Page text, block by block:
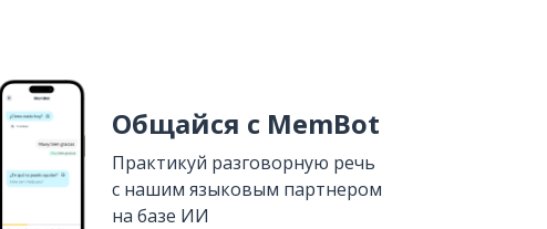
Общайся с MemBot
Практикуй разговорную речь
с нашим языковым партнером
на базе ИИ